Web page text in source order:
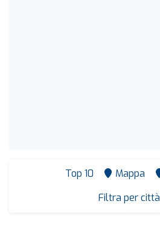
Top 10 Mappa
Filtra per città